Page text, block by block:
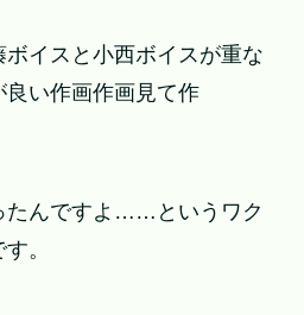
イスと小西ボイスが重な
い作画作画見て作
たんですよ……というワク
。